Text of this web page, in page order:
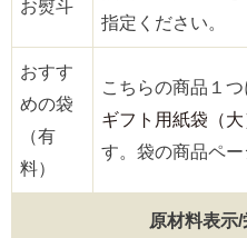
お熨斗
指定ください。
おすす
めの袋
（有
料）
こちらの商品１
ギフト用紙袋（大
す。袋の商品ペー
原材料表示